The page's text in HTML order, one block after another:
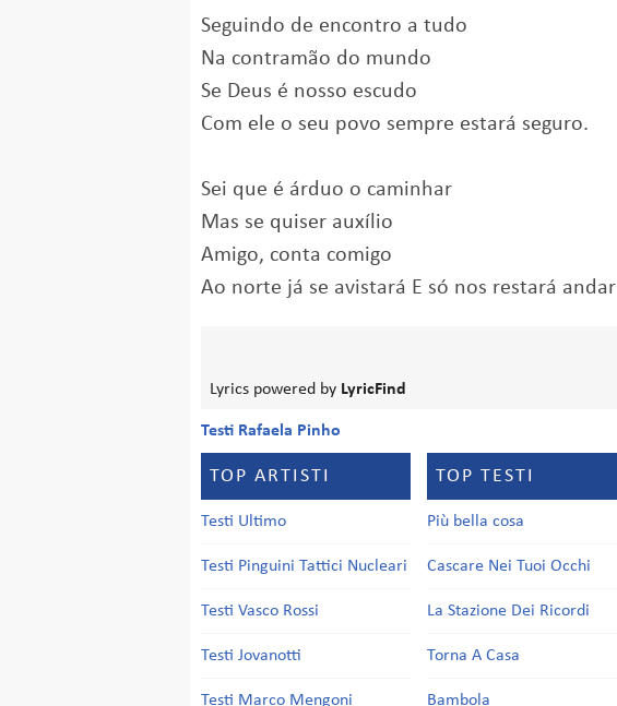
Seguindo de encontro a tudo
Na contramão do mundo
Se Deus é nosso escudo
Com ele o seu povo sempre estará seguro.
Sei que é árduo o caminhar
Mas se quiser auxílio
Amigo, conta comigo
Ao norte já se avistará E só nos restará andar
Lyrics powered by LyricFind
Testi Rafaela Pinho
TOP ARTISTI
Testi Ultimo
Testi Pinguini Tattici Nucleari
Testi Vasco Rossi
Testi Jovanotti
Testi Marco Mengoni
TOP TESTI
Più bella cosa
Cascare Nei Tuoi Occhi
La Stazione Dei Ricordi
Torna A Casa
Bambola